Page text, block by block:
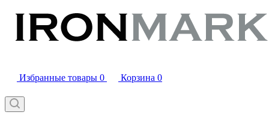
Избранные товары 0 Корзина 0